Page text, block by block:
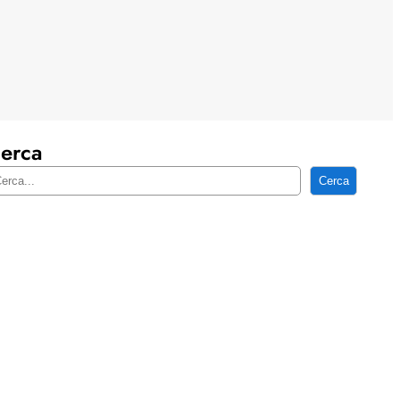
Cerca